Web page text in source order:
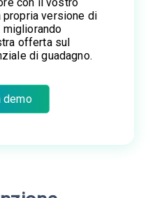
propria versione di
migliorando
offerta sul
di guadagno.
demo